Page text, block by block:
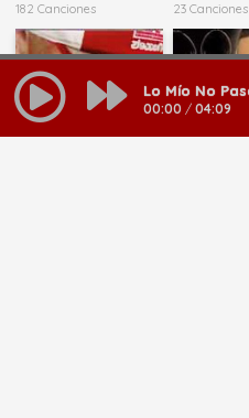
182 Canciones 23 Canciones
00:00 / 04:09